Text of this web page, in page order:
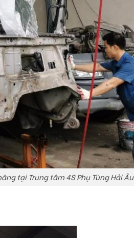
tại Trung tâm 4S Phụ Tùng Hải Âu